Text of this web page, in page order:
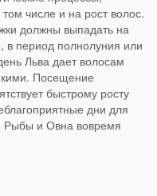
числе и на рост волос.
должны выпадать на
в период полнолуния или
Льва дает волосам
Посещение
быстрому росту
дни для
Рыбы и Овна вовремя